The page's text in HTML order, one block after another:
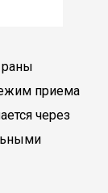
раны
приема
через